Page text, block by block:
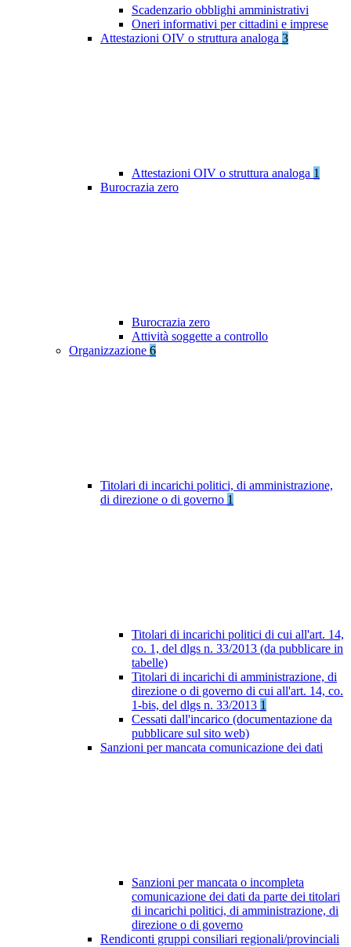
Scadenzario obblighi amministrativi
Oneri informativi per cittadini e imprese
Attestazioni OIV o struttura analoga 3
Attestazioni OIV o struttura analoga 1
Burocrazia zero
Burocrazia zero
Attività soggette a controllo
Organizzazione 6
Titolari di incarichi politici, di amministrazione,
di direzione o di governo 1
Titolari di incarichi politici di cui all'art. 14,
co. 1, del dlgs n. 33/2013 (da pubblicare in
tabelle)
Titolari di incarichi di amministrazione, di
direzione o di governo di cui all'art. 14, co.
1-bis, del dlgs n. 33/2013 1
Cessati dall'incarico (documentazione da
pubblicare sul sito web)
Sanzioni per mancata comunicazione dei dati
Sanzioni per mancata o incompleta
comunicazione dei dati da parte dei titolari
di incarichi politici, di amministrazione, di
direzione o di governo
Rendiconti gruppi consiliari regionali/provinciali